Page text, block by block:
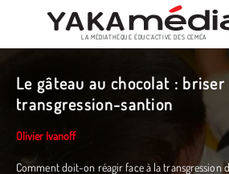
contenu
LA MÉDIATHÈQUE ÉDUC’ACTIVE DES CEMÉA
Le gâteau au chocolat :
transgression-santion
Olivier Ivanoff
Comment doit-on réagir face à la transgression